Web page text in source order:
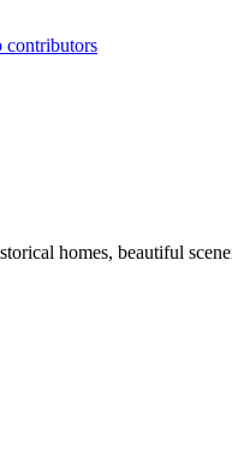
contributors
homes, beautiful